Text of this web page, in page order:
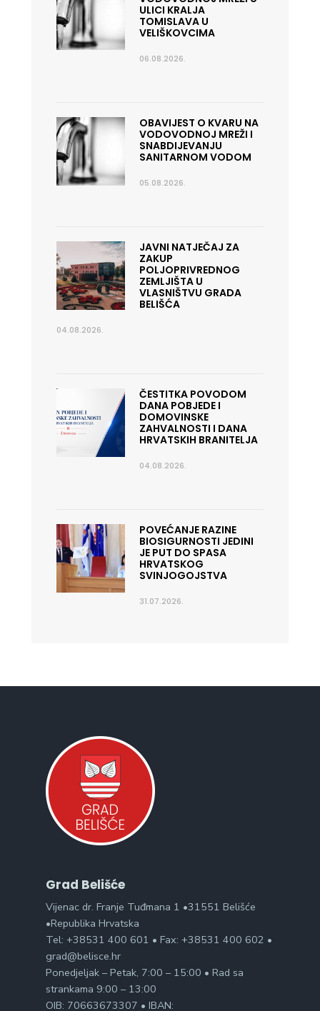
ULICI KRALJA
TOMISLAVA U
VELIŠKOVCIMA
06.08.2026.
OBAVIJEST O KVARU NA
VODOVODNOJ MREŽI I
SNABDIJEVANJU
SANITARNOM VODOM
05.08.2026.
JAVNI NATJEČAJ ZA
ZAKUP
POLJOPRIVREDNOG
ZEMLJIŠTA U
VLASNIŠTVU GRADA
BELIŠĆA
04.08.2026.
ČESTITKA POVODOM
DANA POBJEDE I
DOMOVINSKE
ZAHVALNOSTI I DANA
HRVATSKIH BRANITELJA
04.08.2026.
POVEĆANJE RAZINE
BIOSIGURNOSTI JEDINI
JE PUT DO SPASA
HRVATSKOG
SVINJOGOJSTVA
31.07.2026.
Grad Belišće
Vijenac dr. Franje Tuđmana 1 •31551 Belišće
•Republika Hrvatska
Tel: +38531 400 601 • Fax: +38531 400 602 •
grad@belisce.hr
Ponedjeljak – Petak, 7:00 – 15:00 • Rad sa
strankama 9:00 – 13:00
OIB: 70663673307 • IBAN: